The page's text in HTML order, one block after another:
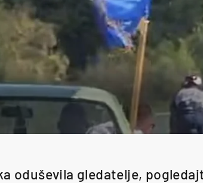
oduševila gledatelje,